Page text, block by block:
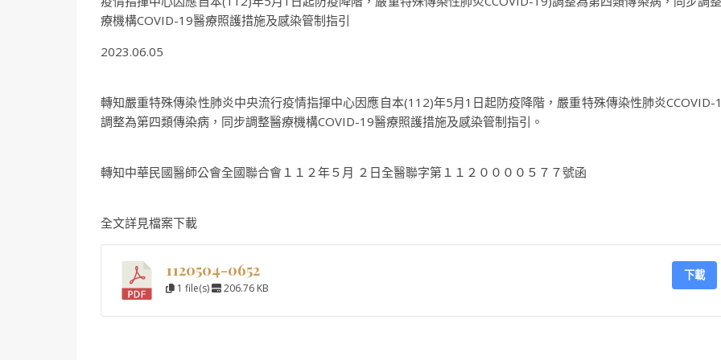
療機構COVID-19醫療照護措施及感染管制指引
2023.06.05
轉知嚴重特殊傳染性肺炎中央流行疫情指揮中心因應自本(112)年5月1日起防疫降階，嚴重特殊傳染性肺炎CCOVID-
調整為第四類傳染病，同步調整醫療機構COVID-19醫療照護措施及感染管制指引。
轉知中華民國醫師公會全國聯合會１１２年５月 ２日全醫聯字第１１２００００５７７號函
全文詳見檔案下載
1120504-0652
1 file(s) 206.76 KB
下載